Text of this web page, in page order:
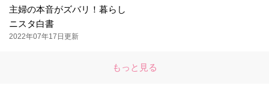
主婦の本音がズバリ！暮らし
ニスタ白書
2022年07年17日更新
もっと見る